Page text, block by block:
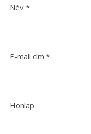
Név *
E-mail cím *
Honlap